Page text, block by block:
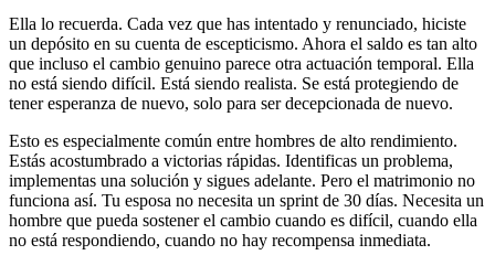
Ella lo recuerda. Cada vez que has intentado y renunciado, hiciste
un depósito en su cuenta de escepticismo. Ahora el saldo es tan alto
que incluso el cambio genuino parece otra actuación temporal. Ella
no está siendo difícil. Está siendo realista. Se está protegiendo de
tener esperanza de nuevo, solo para ser decepcionada de nuevo.
Esto es especialmente común entre hombres de alto rendimiento.
Estás acostumbrado a victorias rápidas. Identificas un problema,
implementas una solución y sigues adelante. Pero el matrimonio no
funciona así. Tu esposa no necesita un sprint de 30 días. Necesita un
hombre que pueda sostener el cambio cuando es difícil, cuando ella
no está respondiendo, cuando no hay recompensa inmediata.